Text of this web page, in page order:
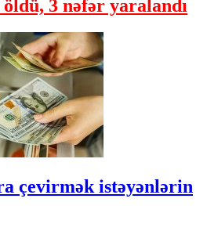
öldü, 3 nəfər yaralandı
çevirmək istəyənlərin